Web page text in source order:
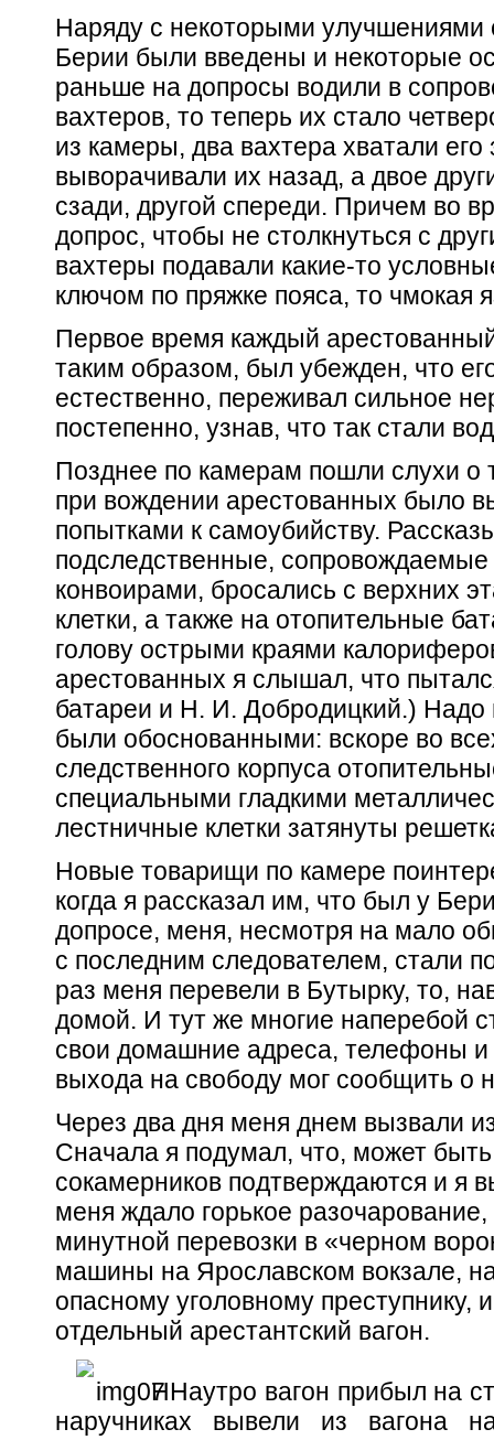
Наряду с некоторыми улучшениями
Берии были введены и некоторые
раньше на допросы водили в
вахтеров, то теперь их стало
из камеры, два вахтера хватали его
выворачивали их назад, а двое
сзади, другой спереди. Причем во
допрос, чтобы не столкнуться с
вахтеры подавали какие-то
ключом по пряжке пояса, то чмокая
Первое время каждый
таким образом, был убежден, что
естественно, переживал сильное
постепенно, узнав, что так стали
Позднее по камерам пошли слухи о
при вождении арестованных было
попытками к самоубийству.
подследственные,
конвоирами, бросались с верхних
клетки, а также на отопительные
голову острыми краями
арестованных я слышал, что
батареи и Н. И. Добродицкий.) Надо
были обоснованными: вскоре во
следственного корпуса
специальными гладкими
лестничные клетки затянуты
Новые товарищи по камере
когда я рассказал им, что был у
допросе, меня, несмотря на мало
с последним следователем, стали
раз меня перевели в Бутырку, то,
домой. И тут же многие наперебой
свои домашние адреса, телефоны и
выхода на свободу мог сообщить о
Через два дня меня днем вызвали
Сначала я подумал, что, может
сокамерников подтверждаются и я
меня ждало горькое
минутной перевозки в «черном
машины на Ярославском вокзале,
опасному уголовному преступнику,
отдельный арестантский вагон.
ННаутро вагон прибыл на
наручниках вывели из вагона